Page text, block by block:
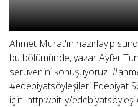
Ahmet Murat'ın hazırlayıp
bu bölümünde, yazar Ayfer
serüvenini konuşuyoruz.
#edebiyatsöyleşileri Edebiyat
için: http://bit.ly/